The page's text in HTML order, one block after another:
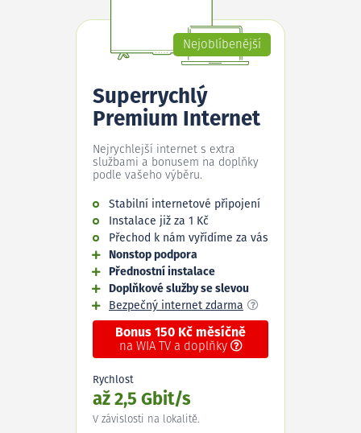
Nejoblíbenější
Superrychlý
Premium Internet
Nejrychlejší internet s extra
službami a bonusem na doplňky
podle vašeho výběru.
Stabilní internetové připojení
Instalace již za 1 Kč
Přechod k nám vyřídíme za vás
Nonstop podpora
Přednostní instalace
Doplňkové služby se slevou
Bezpečný internet zdarma
Bonus 150 Kč měsíčně
na WIA TV a doplňky
Rychlost
až 2,5 Gbit/s
V závislosti na lokalitě.